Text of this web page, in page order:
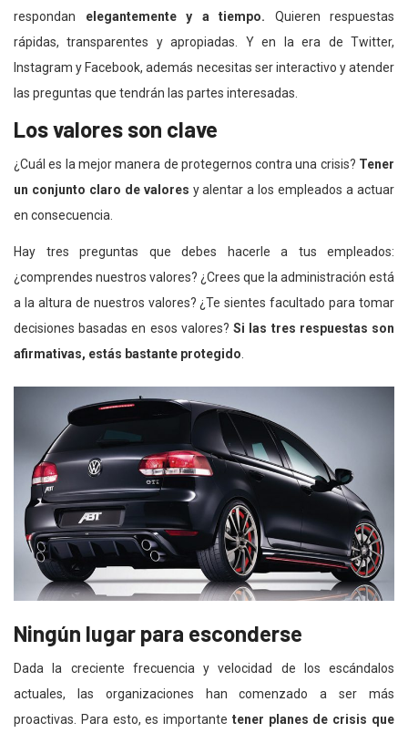
respondan elegantemente y a tiempo. Quieren respuestas
rápidas, transparentes y apropiadas. Y en la era de Twitter,
Instagram y Facebook, además necesitas ser interactivo y atender
las preguntas que tendrán las partes interesadas.
Los valores son clave
¿Cuál es la mejor manera de protegernos contra una crisis? Tener
un conjunto claro de valores y alentar a los empleados a actuar
en consecuencia.
Hay tres preguntas que debes hacerle a tus empleados:
¿comprendes nuestros valores? ¿Crees que la administración está
a la altura de nuestros valores? ¿Te sientes facultado para tomar
decisiones basadas en esos valores?Si las tres respuestas son
afirmativas, estás bastante protegido.
Ningún lugar para esconderse
Dada la creciente frecuencia y velocidad de los escándalos
actuales, las organizaciones han comenzado a ser más
proactivas. Para esto, es importante tener planes de crisis que